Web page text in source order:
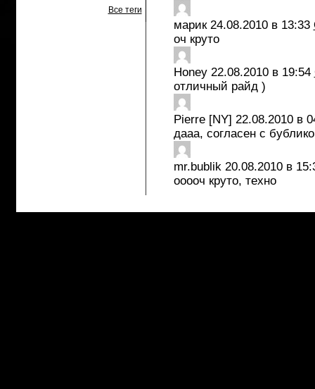
марик 24.08.2010 в 13:33
оч круто
Honey 22.08.2010 в 19:54
отличный райд )
Pierre [NY] 22.08.2010 в
дааа, согласен с
mr.bublik 20.08.2010 в
ооооч круто, техно
Все теги